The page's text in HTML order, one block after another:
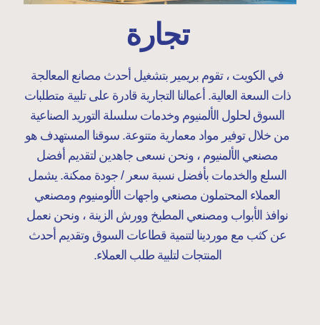
تجارة
في الكويت ، تقوم بريمير بتشغيل أحدث مصانع المعالجة
ذات السعة العالية. أعمالنا التجارية قادرة على تلبية متطلبات
السوق لحلول الألمنيوم وخدمات سلسلة التوريد الصناعية
من خلال توفير مواد معمارية متنوعة. سوقنا المستهدف هو
مصنعي الألمنيوم ، ونحن نسعى جاهدين لتقديم أفضل
السلع والخدمات بأفضل نسبة سعر / جودة ممكنة. يشمل
العملاء المحتملون مصنعي واجهات الألومنيوم ومصنعي
نوافذ الأبواب ومصنعي المطبخ وورش الزينة ، ونحن نعمل
عن كثب مع موردينا لتنمية قطاعات السوق وتقديم أحدث
المنتجات لتلبية طلب العملاء.